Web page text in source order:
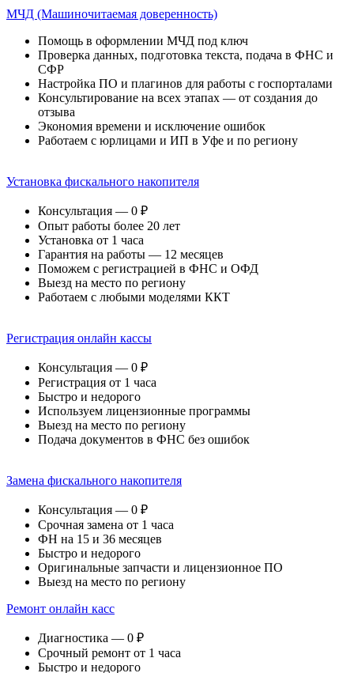
МЧД (Машиночитаемая доверенность)
Помощь в оформлении МЧД под ключ
Проверка данных, подготовка текста, подача в ФНС и
СФР
Настройка ПО и плагинов для работы с госпорталами
Консультирование на всех этапах — от создания до
отзыва
Экономия времени и исключение ошибок
Работаем с юрлицами и ИП в Уфе и по региону
Установка фискального накопителя
Консультация — 0 ₽
Опыт работы более 20 лет
Установка от 1 часа
Гарантия на работы — 12 месяцев
Поможем с регистрацией в ФНС и ОФД
Выезд на место по региону
Работаем с любыми моделями ККТ
Регистрация онлайн кассы
Консультация — 0 ₽
Регистрация от 1 часа
Быстро и недорого
Используем лицензионные программы
Выезд на место по региону
Подача документов в ФНС без ошибок
Замена фискального накопителя
Консультация — 0 ₽
Срочная замена от 1 часа
ФН на 15 и 36 месяцев
Быстро и недорого
Оригинальные запчасти и лицензионное ПО
Выезд на место по региону
Ремонт онлайн касс
Диагностика — 0 ₽
Срочный ремонт от 1 часа
Быстро и недорого